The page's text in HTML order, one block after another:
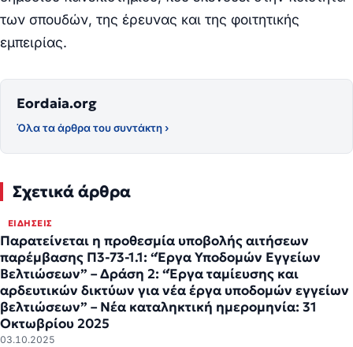
των σπουδών, της έρευνας και της φοιτητικής
εμπειρίας.
Eordaia.org
Όλα τα άρθρα του συντάκτη ›
Σχετικά άρθρα
ΕΙΔΉΣΕΙΣ
Παρατείνεται η προθεσμία υποβολής αιτήσεων
παρέμβασης Π3-73-1.1: “Έργα Υποδομών Εγγείων
Βελτιώσεων” – Δράση 2: “Έργα ταμίευσης και
αρδευτικών δικτύων για νέα έργα υποδομών εγγείων
βελτιώσεων” – Νέα καταληκτική ημερομηνία: 31
Οκτωβρίου 2025
03.10.2025